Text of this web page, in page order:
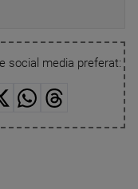
social media preferat: